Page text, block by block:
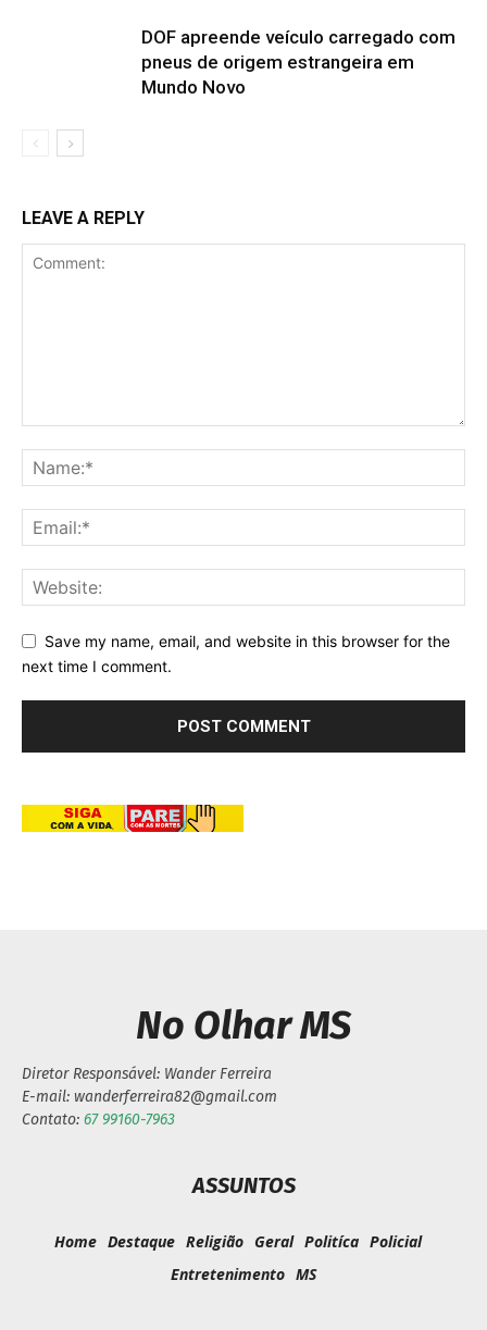
DOF apreende veículo carregado com
pneus de origem estrangeira em
Mundo Novo
LEAVE A REPLY
Save my name, email, and website in this browser for the
next time I comment.
No Olhar MS
Diretor Responsável: Wander Ferreira
E-mail: wanderferreira82@gmail.com
Contato: 67 99160-7963
ASSUNTOS
Home Destaque Religião Geral Politíca Policial
Entretenimento MS